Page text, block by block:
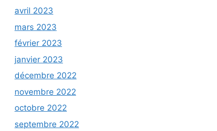
avril 2023
mars 2023
février 2023
janvier 2023
décembre 2022
novembre 2022
octobre 2022
septembre 2022